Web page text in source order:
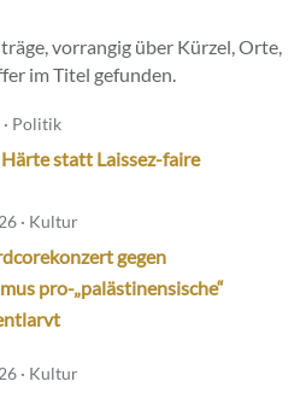
vorrangig über Kürzel, Orte,
im Titel gefunden.
Politik
statt Laissez-faire
· Kultur
gegen
pro-„palästinensische“
· Kultur